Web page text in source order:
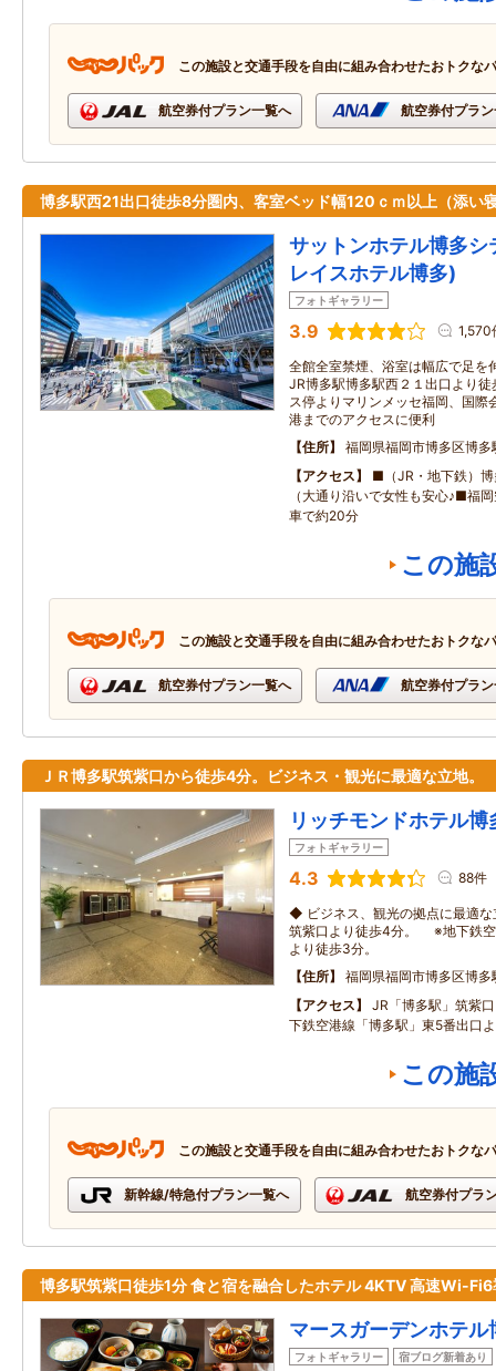
この施設と交通手段を自由に組み合わせたおトクな
航空券付プラン一覧へ 航空券付プラ
博多駅西21出口徒歩8分圏内、客室ベッド幅120ｃｍ以上（添い
サットンホテル博多
レイスホテル博多)
フォトギャラリー
3.9 1,570
全館全室禁煙、浴室は幅広で足を
JR博多駅博多駅西２１出口より
ス停よりマリンメッセ福岡、国際
港までのアクセスに便利
住所
福岡県福岡市博多区博
アクセス
■（JR・地下鉄）
（大通り沿いで女性も安心♪■福
車で約20分
この施
この施設と交通手段を自由に組み合わせたおトクな
航空券付プラン一覧へ 航空券付プラ
ＪＲ博多駅筑紫口から徒歩4分。ビジネス・観光に最適な立地。
リッチモンドホテル博
フォトギャラリー
4.3 88件
◆ ビジネス、観光の拠点に最適
筑紫口より徒歩4分。 ※地下鉄空
より徒歩3分。
住所
福岡県福岡市博多区博
アクセス
JR「博多駅」筑紫
下鉄空港線「博多駅」東5番出口
この施
この施設と交通手段を自由に組み合わせたおトクな
新幹線/特急付プラン一覧へ 航空券付プラ
博多駅筑紫口徒歩1分 食と宿を融合したホテル 4KTV 高速Wi-Fi6
マースガーデンホテル
フォトギャラリー 宿ブログ新着あり